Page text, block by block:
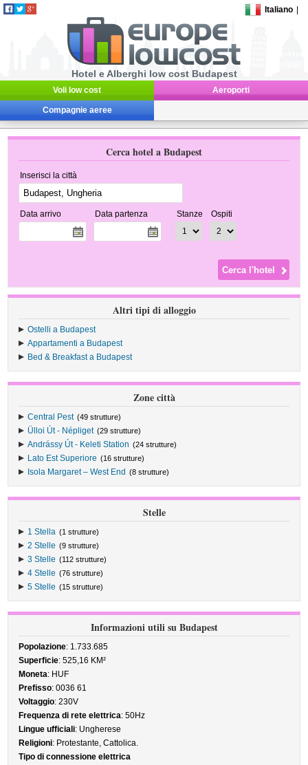
Italiano
Hotel e Alberghi low cost Budapest
Voli low cost Aeroporti
Compagnie aeree
Cerca hotel a Budapest
Inserisci la città
Data arrivo Data partenza Stanze Ospiti
Altri tipi di alloggio
Ostelli a Budapest
Appartamenti a Budapest
Bed & Breakfast a Budapest
Zone città
Central Pest (49 strutture)
Ülloi Út - Népliget (29 strutture)
Andrássy Út - Keleti Station (24 strutture)
Lato Est Superiore (16 strutture)
Isola Margaret – West End (8 strutture)
Stelle
1 Stella (1 strutture)
2 Stelle (9 strutture)
3 Stelle (112 strutture)
4 Stelle (76 strutture)
5 Stelle (15 strutture)
Informazioni utili su Budapest
Popolazione: 1.733.685
Superficie: 525,16 KM²
Moneta: HUF
Prefisso: 0036 61
Voltaggio: 230V
Frequenza di rete elettrica: 50Hz
Lingue ufficiali: Ungherese
Religioni: Protestante, Cattolica.
Tipo di connessione elettrica